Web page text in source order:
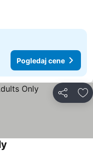
Pogledaj cene
Deli